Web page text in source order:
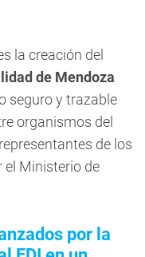
la creación del
de Mendoza
seguro y trazable
organismos del
de los
el Ministerio de
por la